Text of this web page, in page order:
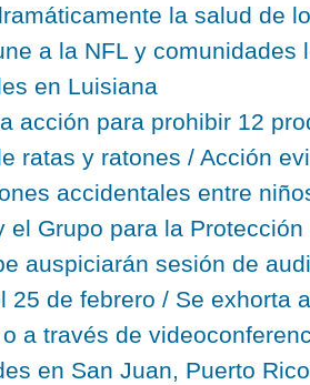
la salud de
a la NFL y
en Luisiana
acción para prohibir 12
ratas y ratones / Acción
accidentales entre
el Grupo para la
auspiciarán sesión de
25 de febrero / Se exhorta
a través de
en San Juan, Puerto